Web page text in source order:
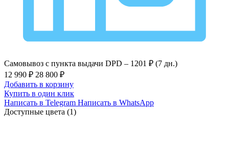
Самовывоз с пункта выдачи DPD – 1201 ₽ (7 дн.)
12 990 ₽ 28 800 ₽
Добавить в корзину
Купить в один клик
Написать в Telegram Написать в WhatsApp
Доступные цвета (1)